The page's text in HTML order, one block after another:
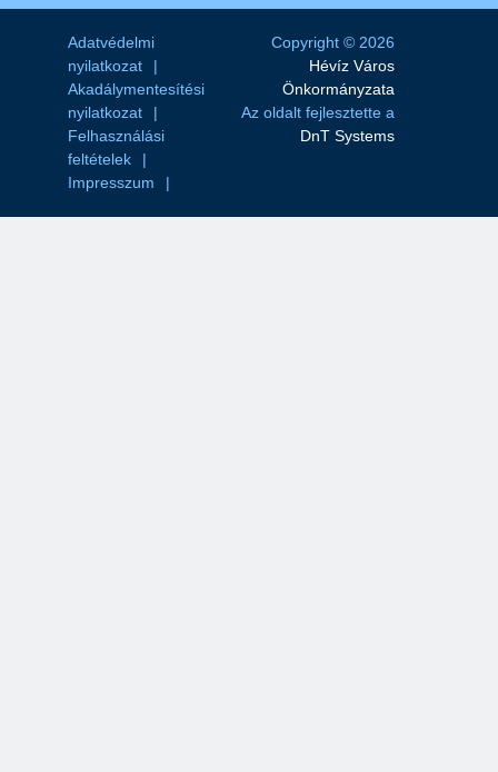
Adatvédelmi
nyilatkozat
Akadálymentesítési
nyilatkozat
Felhasználási
feltételek
Impresszum
Copyright © 2026
Hévíz Város
Önkormányzata
Az oldalt fejlesztette a
DnT Systems